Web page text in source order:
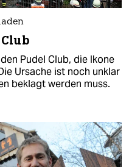
Pudel Club, die Ikone
Ursache ist noch unklar
beklagt werden muss.